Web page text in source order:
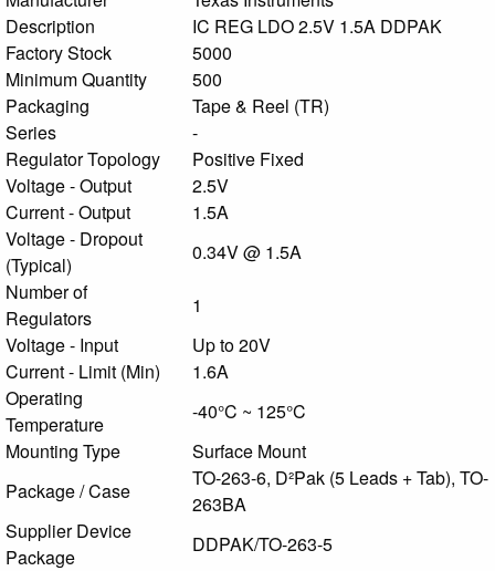
Description
IC REG LDO 2.5V 1.5A DDPAK
Factory Stock
5000
Minimum Quantity
500
Packaging
Tape & Reel (TR)
Series
-
Regulator Topology
Positive Fixed
Voltage - Output
2.5V
Current - Output
1.5A
Voltage - Dropout
(Typical)
0.34V @ 1.5A
Number of
Regulators
1
Voltage - Input
Up to 20V
Current - Limit (Min)
1.6A
Operating
Temperature
-40°C ~ 125°C
Mounting Type
Surface Mount
Package / Case
TO-263-6, D²Pak (5 Leads + Tab), TO-
263BA
Supplier Device
Package
DDPAK/TO-263-5